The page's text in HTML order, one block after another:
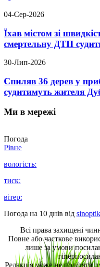
04-Сер-2026
Їхав містом зі
смертельну ДТП
30-Лип-2026
Спиляв 36 дерев у
судитимуть жителя
Ми в мережі
Погода
Рівне
вологість:
тиск:
вітер:
Погода на 10 днів від
Всі права захищені
Повне або часткове
лише за умови
Редакція може не поділяти